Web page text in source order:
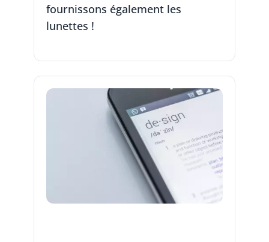
fournissons également les
lunettes !